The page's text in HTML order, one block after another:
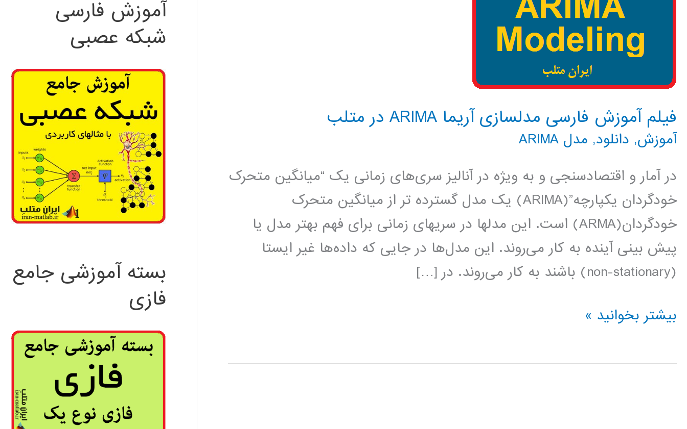
فیلم آموزش فارسی مدلسازی آریما ARIMA در متلب
آموزش, دانلود, مدل ARIMA
در آمار و اقتصادسنجی و به ویژه در آنالیز سری‌های زمانی یک “میانگین متحرک
خودگردان یکپارچه”(ARIMA) یک مدل گسترده تر از میانگین متحرک
خودگردان(ARMA) است. این مدلها در سریهای زمانی برای فهم بهتر مدل یا
پیش بینی آینده به کار می‌روند. این مدل‌ها در جایی که داده‌ها غیر ایستا
(non-stationary) باشند به کار می‌روند. در […]
فیلم
فارسی
بیشتر بخوانید »
آموزش فارسی
شبکه عصبی
بسته آموزشی جامع
فازی